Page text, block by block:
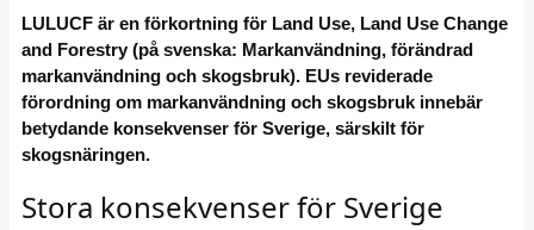
LULUCF är en förkortning för Land Use, Land Use Change
and Forestry (på svenska: Markanvändning, förändrad
markanvändning och skogsbruk). EUs reviderade
förordning om markanvändning och skogsbruk innebär
betydande konsekvenser för Sverige, särskilt för
skogsnäringen.
Stora konsekvenser för Sverige